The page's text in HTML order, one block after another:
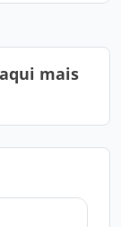
mais